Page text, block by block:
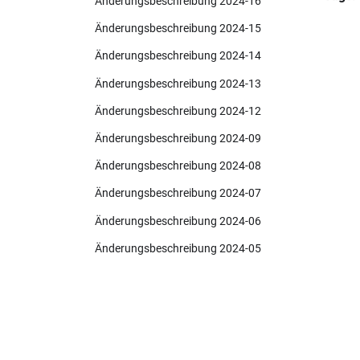
Änderungsbeschreibung 2024-15
Änderungsbeschreibung 2024-14
Änderungsbeschreibung 2024-13
Änderungsbeschreibung 2024-12
Änderungsbeschreibung 2024-09
Änderungsbeschreibung 2024-08
Änderungsbeschreibung 2024-07
Änderungsbeschreibung 2024-06
Änderungsbeschreibung 2024-05